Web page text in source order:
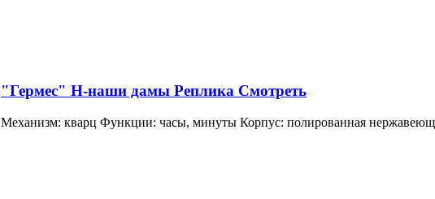
"Гермес" H-наши дамы Реплика Смотреть
Механизм: кварц Функции: часы, минуты Корпус: полированная